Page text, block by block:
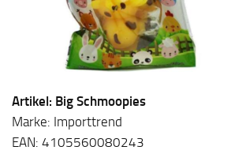
Artikel: Big Schmoopies
Marke: Importtrend
EAN: 4105560080243